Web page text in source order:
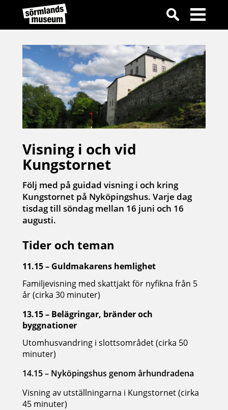
Visning i och vid
Kungstornet
Följ med på guidad visning i och kring
Kungstornet på Nyköpingshus. Varje dag
tisdag till söndag mellan 16 juni och 16
augusti.
Tider och teman
11.15 – Guldmakarens hemlighet
Familjevisning med skattjakt för nyfikna från 5
år (cirka 30 minuter)
13.15 – Belägringar, bränder och
byggnationer
Utomhusvandring i slottsområdet (cirka 50
minuter)
14.15 – Nyköpingshus genom århundradena
Visning av utställningarna i Kungstornet (cirka
45 minuter)